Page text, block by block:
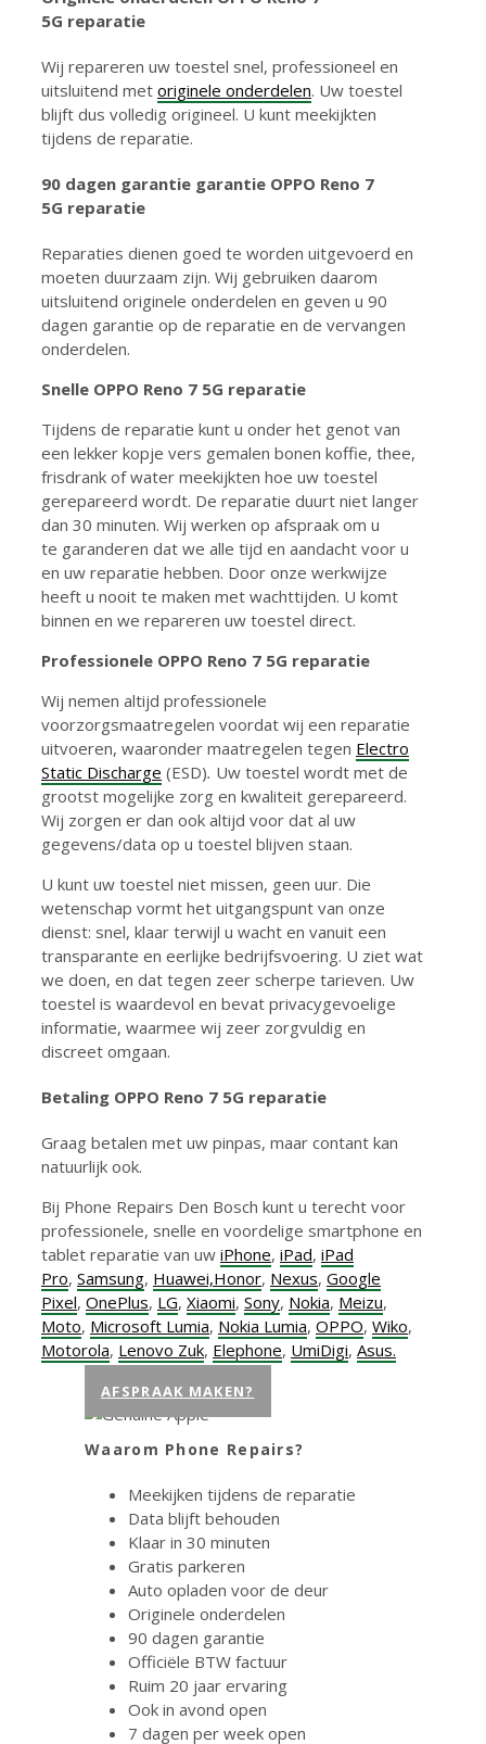
5G reparatie
Wij repareren uw toestel snel, professioneel en
uitsluitend met originele onderdelen. Uw toestel
blijft dus volledig origineel. U kunt meekijkten
tijdens de reparatie.
90 dagen garantie garantie OPPO Reno 7
5G reparatie
Reparaties dienen goed te worden uitgevoerd en
moeten duurzaam zijn. Wij gebruiken daarom
uitsluitend originele onderdelen en geven u 90
dagen garantie op de reparatie en de vervangen
onderdelen.
Snelle OPPO Reno 7 5G reparatie
Tijdens de reparatie kunt u onder het genot van
een lekker kopje vers gemalen bonen koffie, thee,
frisdrank of water meekijkten hoe uw toestel
gerepareerd wordt. De reparatie duurt niet langer
dan 30 minuten. Wij werken op afspraak om u
te garanderen dat we alle tijd en aandacht voor u
en uw reparatie hebben. Door onze werkwijze
heeft u nooit te maken met wachttijden. U komt
binnen en we repareren uw toestel direct.
Professionele OPPO Reno 7 5G reparatie
Wij nemen altijd professionele
voorzorgsmaatregelen voordat wij een reparatie
uitvoeren, waaronder maatregelen tegen Electro
Static Discharge (ESD). Uw toestel wordt met de
grootst mogelijke zorg en kwaliteit gerepareerd.
Wij zorgen er dan ook altijd voor dat al uw
gegevens/data op u toestel blijven staan.
U kunt uw toestel niet missen, geen uur. Die
wetenschap vormt het uitgangspunt van onze
dienst: snel, klaar terwijl u wacht en vanuit een
transparante en eerlijke bedrijfsvoering. U ziet wat
we doen, en dat tegen zeer scherpe tarieven. Uw
toestel is waardevol en bevat privacygevoelige
informatie, waarmee wij zeer zorgvuldig en
discreet omgaan.
Betaling OPPO Reno 7 5G reparatie
Graag betalen met uw pinpas, maar contant kan
natuurlijk ook.
Bij Phone Repairs Den Bosch kunt u terecht voor
professionele, snelle en voordelige smartphone en
tablet reparatie van uw iPhone, iPad, iPad
Pro, Samsung, Huawei,Honor, Nexus, Google
Pixel, OnePlus, LG, Xiaomi, Sony, Nokia, Meizu,
Moto, Microsoft Lumia, Nokia Lumia, OPPO, Wiko,
Motorola, Lenovo Zuk, Elephone, UmiDigi, Asus.
AFSPRAAK MAKEN?
Waarom Phone Repairs?
Meekijken tijdens de reparatie
Data blijft behouden
Klaar in 30 minuten
Gratis parkeren
Auto opladen voor de deur
Originele onderdelen
90 dagen garantie
Officiële BTW factuur
Ruim 20 jaar ervaring
Ook in avond open
7 dagen per week open